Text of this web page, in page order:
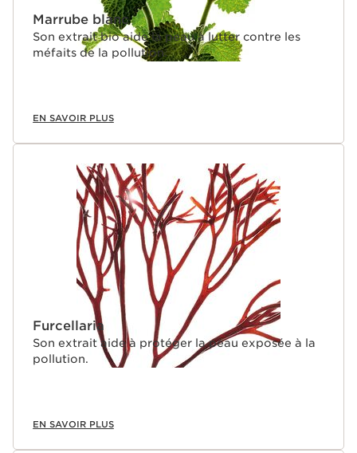
Marrube blanc
Son extrait bio aide la peau à lutter contre les
méfaits de la pollution.
EN SAVOIR PLUS
Furcellaria
Son extrait aide à protéger la peau exposée à la
pollution.
EN SAVOIR PLUS